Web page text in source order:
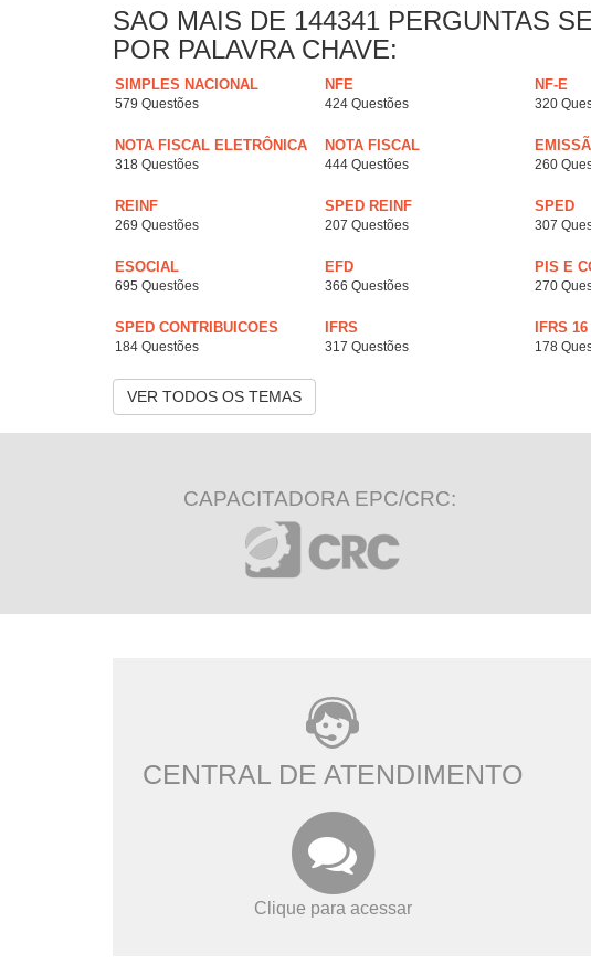
SAO MAIS DE 144341 PERGUNTAS
POR PALAVRA CHAVE:
SIMPLES NACIONAL
579 Questões
NFE
424 Questões
NF-E
320
NOTA FISCAL ELETRÔNICA
318 Questões
NOTA FISCAL
444 Questões 260
REINF
269 Questões
SPED REINF
207 Questões
SPED
307
ESOCIAL
695 Questões
EFD
366 Questões
PIS E
270
SPED CONTRIBUICOES
184 Questões
IFRS
317 Questões
IFRS 16
178
VER TODOS OS TEMAS
CAPACITADORA EPC/CRC:
CENTRAL DE ATENDIMENTO
Clique para acessar